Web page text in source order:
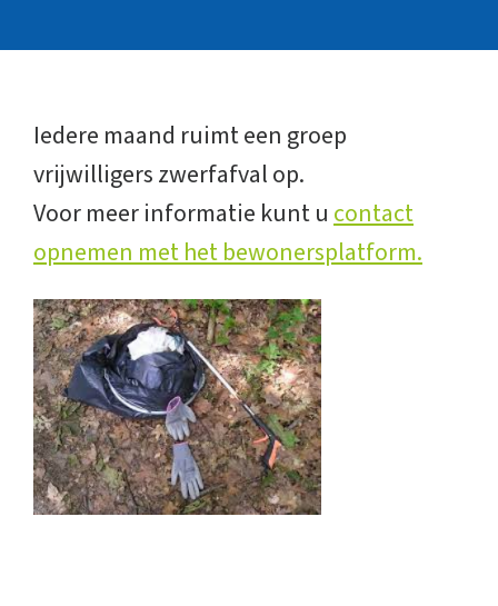
Iedere maand ruimt een groep
vrijwilligers zwerfafval op.
Voor meer informatie kunt u contact
opnemen met het bewonersplatform.